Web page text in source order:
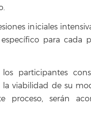
iniciales
para cada
participantes
la viabilidad de su
proceso, serán